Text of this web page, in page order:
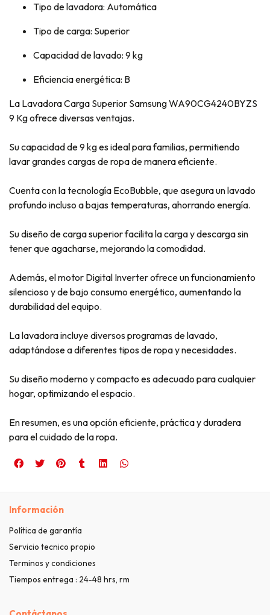
Tipo de lavadora: Automática
Tipo de carga: Superior
Capacidad de lavado: 9 kg
Eficiencia energética: B
La Lavadora Carga Superior Samsung WA90CG4240BYZS
9 Kg ofrece diversas ventajas.
Su capacidad de 9 kg es ideal para familias, permitiendo
lavar grandes cargas de ropa de manera eficiente.
Cuenta con la tecnología EcoBubble, que asegura un lavado
profundo incluso a bajas temperaturas, ahorrando energía.
Su diseño de carga superior facilita la carga y descarga sin
tener que agacharse, mejorando la comodidad.
Además, el motor Digital Inverter ofrece un funcionamiento
silencioso y de bajo consumo energético, aumentando la
durabilidad del equipo.
La lavadora incluye diversos programas de lavado,
adaptándose a diferentes tipos de ropa y necesidades.
Su diseño moderno y compacto es adecuado para cualquier
hogar, optimizando el espacio.
En resumen, es una opción eficiente, práctica y duradera
para el cuidado de la ropa.
Información
Política de garantía
Servicio tecnico propio
Terminos y condiciones
Tiempos entrega : 24-48 hrs, rm